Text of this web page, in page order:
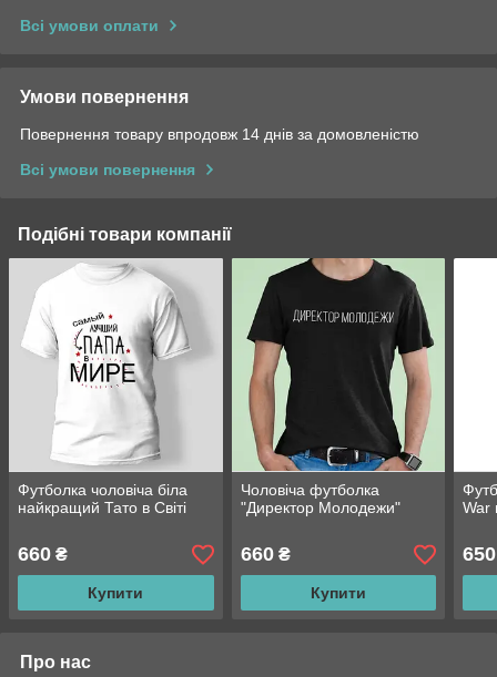
Всі умови оплати
Умови повернення
Повернення товару впродовж 14 днів за домовленістю
Всі умови повернення
Подібні товари компанії
Футболка чоловіча біла
найкращий Тато в Світі
660 ₴
Купити
Чоловіча футболка
"Директор Молодежи"
660₴
Купити
War
650
Про нас